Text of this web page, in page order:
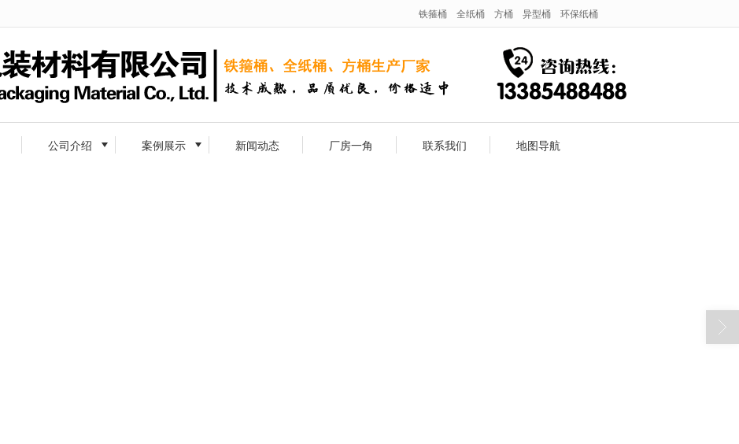
铁箍桶 全纸桶 方桶 异型桶 环保纸桶
公司介绍 案例展示 新闻动态 厂房一角 联系我们 地图导航